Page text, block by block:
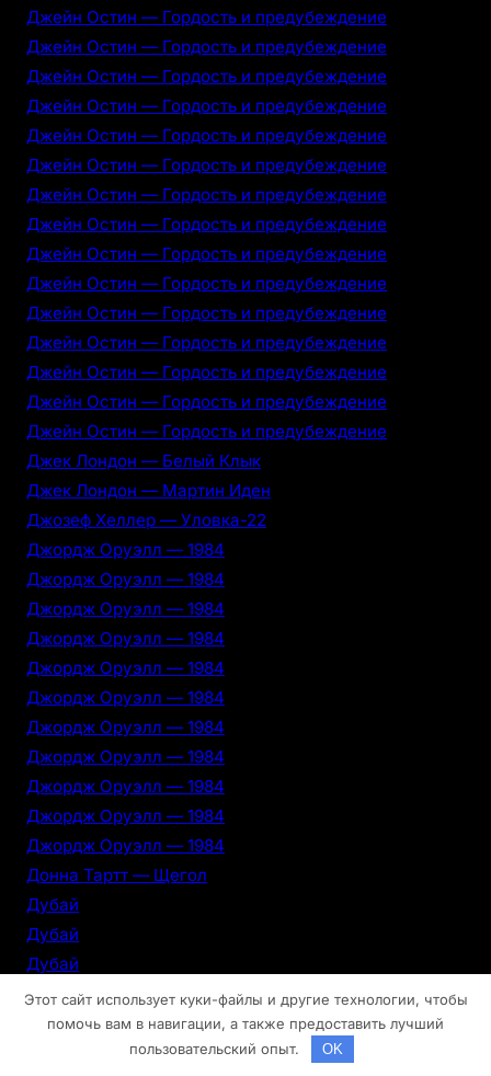
Джейн Остин — Гордость и предубеждение
Джейн Остин — Гордость и предубеждение
Джейн Остин — Гордость и предубеждение
Джейн Остин — Гордость и предубеждение
Джейн Остин — Гордость и предубеждение
Джейн Остин — Гордость и предубеждение
Джейн Остин — Гордость и предубеждение
Джейн Остин — Гордость и предубеждение
Джейн Остин — Гордость и предубеждение
Джейн Остин — Гордость и предубеждение
Джейн Остин — Гордость и предубеждение
Джейн Остин — Гордость и предубеждение
Джейн Остин — Гордость и предубеждение
Джейн Остин — Гордость и предубеждение
Джейн Остин — Гордость и предубеждение
Джек Лондон — Белый Клык
Джек Лондон — Мартин Иден
Джозеф Хеллер — Уловка-22
Джордж Оруэлл — 1984
Джордж Оруэлл — 1984
Джордж Оруэлл — 1984
Джордж Оруэлл — 1984
Джордж Оруэлл — 1984
Джордж Оруэлл — 1984
Джордж Оруэлл — 1984
Джордж Оруэлл — 1984
Джордж Оруэлл — 1984
Джордж Оруэлл — 1984
Джордж Оруэлл — 1984
Донна Тартт — Щегол
Дубай
Дубай
Дубай
Дубай
Дубай
Этот сайт использует куки-файлы и другие технологии, чтобы
помочь вам в навигации, а также предоставить лучший
пользовательский опыт.
OK